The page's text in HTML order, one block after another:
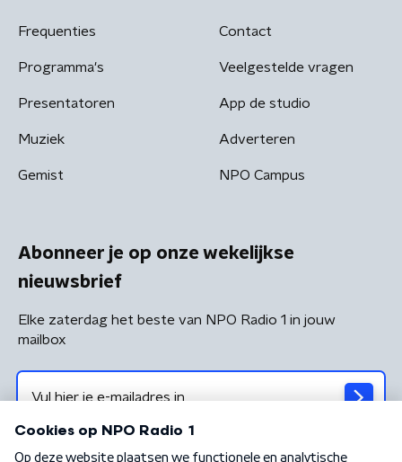
Frequenties
Programma's
Presentatoren
Muziek
Gemist
Contact
Veelgestelde vragen
App de studio
Adverteren
NPO Campus
Abonneer je op onze wekelijkse
nieuwsbrief
Elke zaterdag het beste van NPO Radio 1 in jouw
mailbox